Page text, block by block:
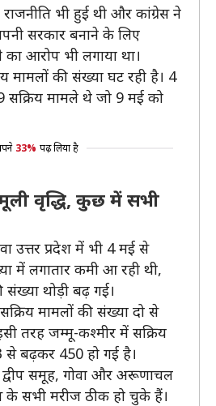
भी हुई थी और कांग्रेस ने
सरकार बनाने के लिए
आरोप भी लगाया था।
मामलों की संख्या घट रही है। 4
सक्रिय मामले थे जो 9 मई को
33% पढ़ लिया है
वृद्धि, कुछ में सभी
उत्तर प्रदेश में भी 4 मई से
में लगातार कमी आ रही थी,
थोड़ी बढ़ गई।
मामलों की संख्या दो से
तरह जम्मू-कश्मीर में सक्रिय
से बढ़कर 450 हो गई है।
द्वीप समूह, गोवा और अरूणाचल
के सभी मरीज ठीक हो चुके हैं।